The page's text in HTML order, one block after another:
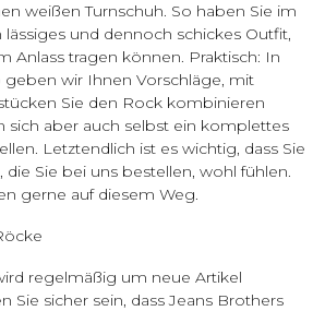
weißen Turnschuh. So haben Sie im
und dennoch schickes Outfit,
Anlass tragen können. Praktisch: In
wir Ihnen Vorschläge, mit
Sie den Rock kombinieren
sich aber auch selbst ein komplettes
Letztendlich ist es wichtig, dass Sie
die Sie bei uns bestellen, wohl fühlen.
gerne auf diesem Weg.
regelmäßig um neue Artikel
Sie sicher sein, dass Jeans Brothers